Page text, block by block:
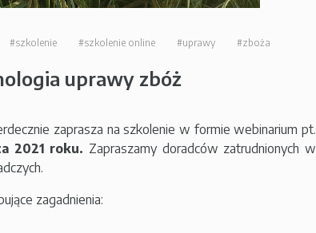
#szkolenie #szkolenie online #uprawy #zboża
uprawy zbóż
zaprasza na szkolenie w formie webinarium pt.
2021 roku. Zapraszamy doradców zatrudnionych w
zagadnienia: